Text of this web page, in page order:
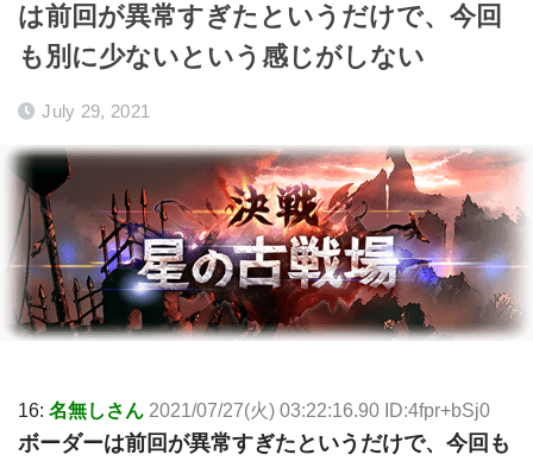
は前回が異常すぎたというだけで、今回
も別に少ないという感じがしない
July 29, 2021
16: 名無しさん 2021/07/27(火) 03:22:16.90 ID:4fpr+bSj0
ボーダーは前回が異常すぎたというだけで、今回も